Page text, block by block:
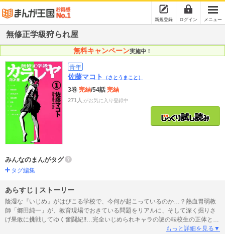
新規登録 ログイン メニュー
無修正学級狩られ屋
無料キャンペーン実施中！
青年
佐藤マコト （さとうまこと）
3巻 完結/54話完結
271人 がお気に入り登録中
みんなのまんがタグ
タグ編集
あらすじ | ストーリー
陰湿な『いじめ』がはびこる学校で、今何が起こっているのか…？熱血胃弱教
師「郷田純一」が、教育現場でおきている問題をリアルに、そして深く掘りさ
げ果敢に挑戦してゆく奮闘紀!!…完全いじめられキャラの謎の転校生の正体と
もっと詳細を見る▼